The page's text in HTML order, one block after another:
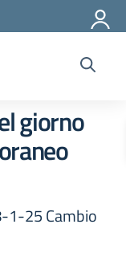
giorno
1-25 Cambio